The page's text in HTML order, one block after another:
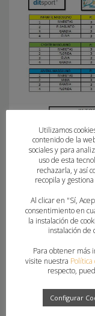
Utilizamos
contenido de la
sociales y para
uso de esta
rechazarla, y así
recopila y
Al clicar en "Sí,
consentimiento en
la instalación de
instalación de
Para obtener más
visite nuestra
respecto,
Configurar